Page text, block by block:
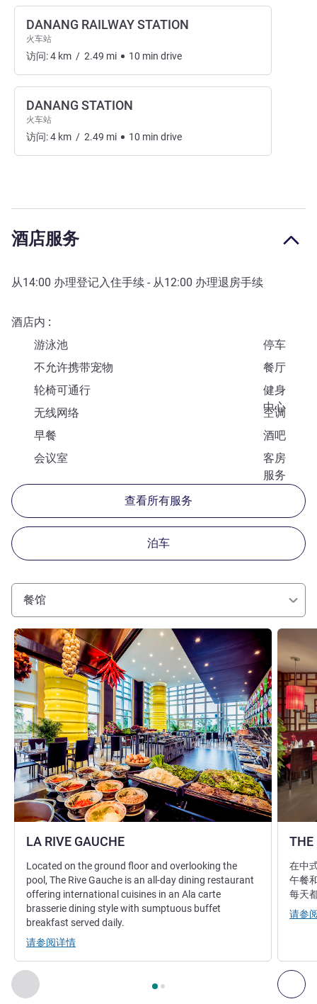
DANANG RAILWAY STATION
火车站
访问:4 km / 2.49 mi 10 min drive
DANANG STATION
火车站
访问:4 km / 2.49 mi 10 min drive
酒店服务
从14:00 办理登记入住手续 - 从12:00 办理退房手续
酒店内
游泳池
停车
不允许携带宠物
餐厅
轮椅可通行
健身
中心
无线网络
空调
早餐
酒吧
会议室
客房
服务
查看所有服务
泊车
餐馆
上一个 - 餐厅 下
第 页，共 , 餐厅 1 : LA RIVE GAUCHE , 餐厅 2 : THE
LA RIVE GAUCHE
请参阅详情
Located on the ground floor and overlooking the
pool, The Rive Gauche is an all-day dining restaurant
offering international cuisines in an Ala carte
brasserie dining style with sumptuous buffet
breakfast served daily.
请参阅详情
THE
请参阅
在中
午餐
每天
请参